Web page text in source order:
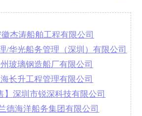
徽杰涛船舶工程有限公司
/华光船务管理（深圳）有限公司
玻璃钢造船厂有限公司
长升工程管理有限公司
】深圳市锐深科技有限公司
德海洋船务集团有限公司